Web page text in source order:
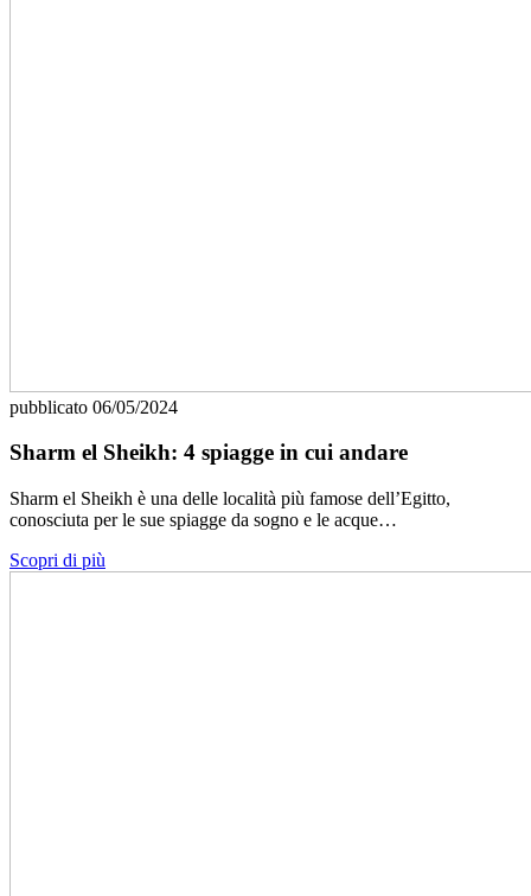
pubblicato 06/05/2024
Sharm el Sheikh: 4 spiagge in cui andare
Sharm el Sheikh è una delle località più famose dell’Egitto,
conosciuta per le sue spiagge da sogno e le acque…
Scopri di più